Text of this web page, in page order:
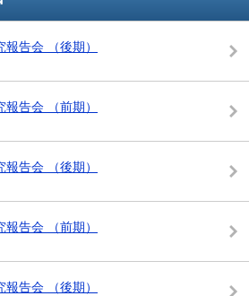
告会 （後期）
告会 （前期）
告会 （後期）
告会 （前期）
告会 （後期）